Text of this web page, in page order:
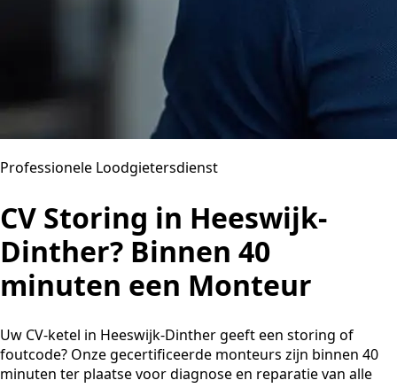
Professionele Loodgietersdienst
CV Storing in Heeswijk-
Dinther? Binnen 40
minuten een Monteur
Uw CV-ketel in Heeswijk-Dinther geeft een storing of
foutcode? Onze gecertificeerde monteurs zijn binnen 40
minuten ter plaatse voor diagnose en reparatie van alle